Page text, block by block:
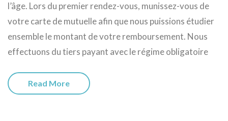
l’âge. Lors du premier rendez-vous, munissez-vous de
votre carte de mutuelle afin que nous puissions étudier
ensemble le montant de votre remboursement. Nous
effectuons du tiers payant avec le régime obligatoire
Read More